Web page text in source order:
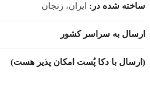
ساخته شده در: ایران، زنجان
ارسال به سراسر کشور
(ارسال با دکا پُست امکان پذیر هست)